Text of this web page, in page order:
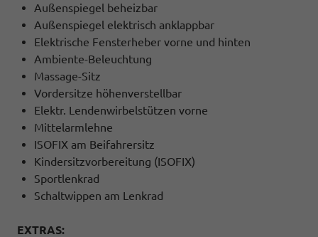
Außenspiegel beheizbar
Außenspiegel elektrisch anklappbar
Elektrische Fensterheber vorne und hinten
Ambiente-Beleuchtung
Massage-Sitz
Vordersitze höhenverstellbar
Elektr. Lendenwirbelstützen vorne
Mittelarmlehne
ISOFIX am Beifahrersitz
Kindersitzvorbereitung (ISOFIX)
Sportlenkrad
Schaltwippen am Lenkrad
EXTRAS: